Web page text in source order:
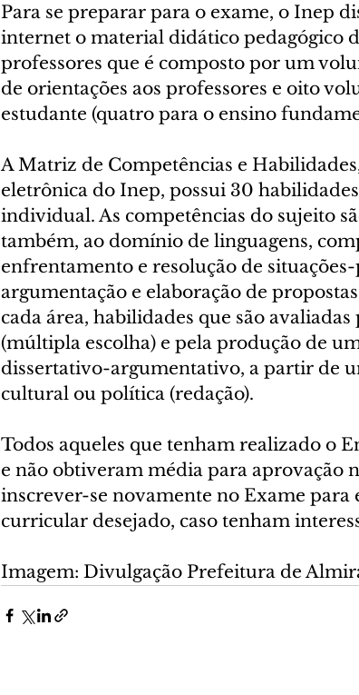
Para se preparar para o exame, o Inep
internet o material didático pedagógico
professores que é composto por um
de orientações aos professores e oito
estudante (quatro para o ensino
A Matriz de Competências e
eletrônica do Inep, possui 30
individual. As competências do sujeito
também, ao domínio de linguagens,
enfrentamento e resolução de
argumentação e elaboração de
cada área, habilidades que são
(múltipla escolha) e pela produção de
dissertativo-argumentativo, a partir de
cultural ou política (redação).
Todos aqueles que tenham realizado o
e não obtiveram média para aprovação
inscrever-se novamente no Exame
curricular desejado, caso tenham
Imagem: Divulgação Prefeitura de